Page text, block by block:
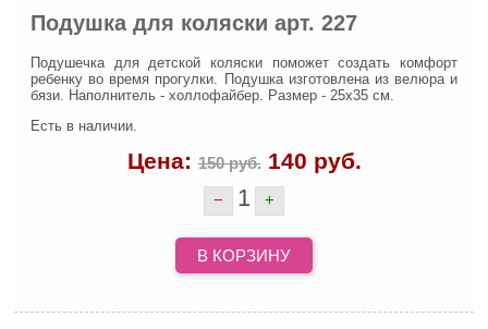
Подушка для коляски арт. 227
Подушечка для детской коляски поможет создать комфорт
ребенку во время прогулки. Подушка изготовлена из велюра и
бязи. Наполнитель - холлофайбер. Размер - 25х35 см.
Есть в наличии.
Цена:150 руб. 140 руб.
− 1 +
В КОРЗИНУ